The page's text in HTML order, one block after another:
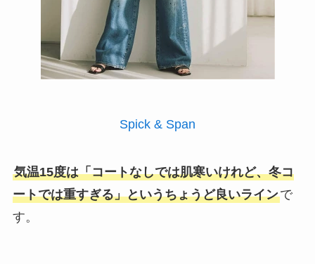
Spick & Span
気温15度は「コートなしでは肌寒いけれど、冬コ
ートでは重すぎる」というちょうど良いラインで
す。